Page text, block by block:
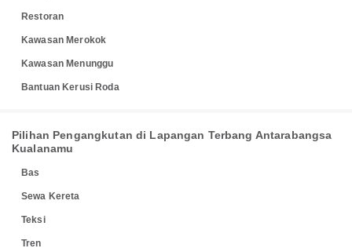
Restoran
Kawasan Merokok
Kawasan Menunggu
Bantuan Kerusi Roda
Pilihan Pengangkutan di Lapangan Terbang Antarabangsa
Kualanamu
Bas
Sewa Kereta
Teksi
Tren